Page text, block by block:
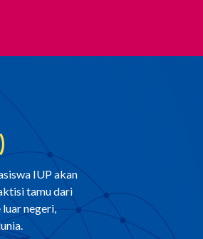
IUP akan
tamu dari
negeri,